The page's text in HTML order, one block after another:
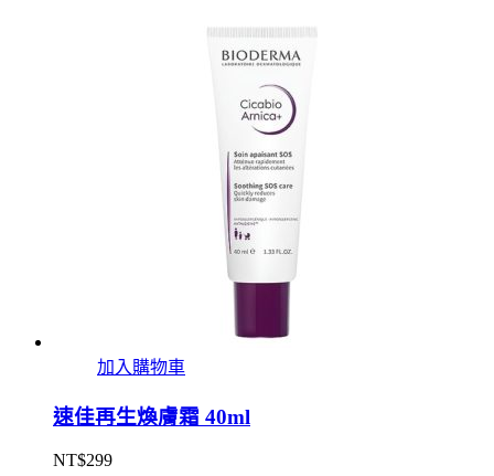
加入購物車
速佳再生煥膚霜 40ml
NT$299